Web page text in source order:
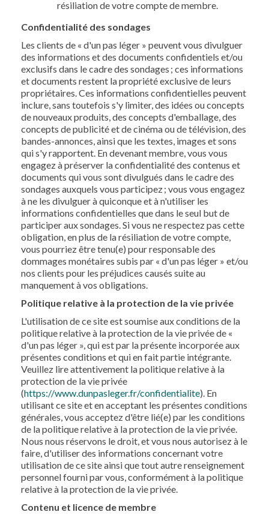
résiliation de votre compte de membre.
Confidentialité des sondages
Les clients de « d'un pas léger » peuvent vous divulguer
des informations et des documents confidentiels et/ou
exclusifs dans le cadre des sondages ; ces informations
et documents restent la propriété exclusive de leurs
propriétaires. Ces informations confidentielles peuvent
inclure, sans toutefois s'y limiter, des idées ou concepts
de nouveaux produits, des concepts d'emballage, des
concepts de publicité et de cinéma ou de télévision, des
bandes-annonces, ainsi que les textes, images et sons
qui s'y rapportent. En devenant membre, vous vous
engagez à préserver la confidentialité des contenus et
documents qui vous sont divulgués dans le cadre des
sondages auxquels vous participez ; vous vous engagez
à ne les divulguer à quiconque et à n'utiliser les
informations confidentielles que dans le seul but de
participer aux sondages. Si vous ne respectez pas cette
obligation, en plus de la résiliation de votre compte,
vous pourriez être tenu(e) pour responsable des
dommages monétaires subis par « d'un pas léger » et/ou
nos clients pour les préjudices causés suite au
manquement à vos obligations.
Politique relative à la protection de la vie privée
L'utilisation de ce site est soumise aux conditions de la
politique relative à la protection de la vie privée de «
d'un pas léger », qui est par la présente incorporée aux
présentes conditions et qui en fait partie intégrante.
Veuillez lire attentivement la politique relative à la
protection de la vie privée
(https://www.dunpasleger.fr/confidentialite). En
utilisant ce site et en acceptant les présentes conditions
générales, vous acceptez d'être lié(e) par les conditions
de la politique relative à la protection de la vie privée.
Nous nous réservons le droit, et vous nous autorisez à le
faire, d'utiliser des informations concernant votre
utilisation de ce site ainsi que tout autre renseignement
personnel fourni par vous, conformément à la politique
relative à la protection de la vie privée.
Contenu et licence de membre